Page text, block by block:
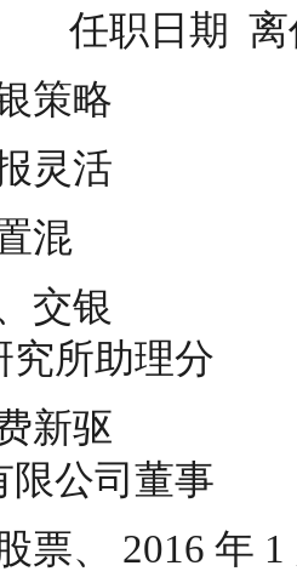
任
交银策略
回报灵活
配置混
究所助理分
限公司董事